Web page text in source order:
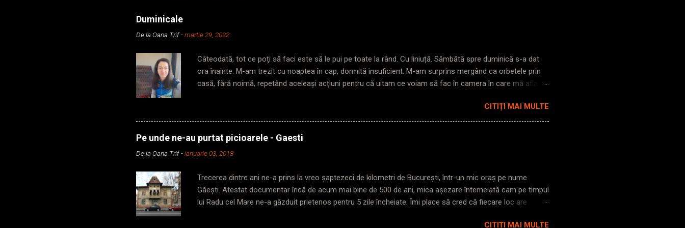
Duminicale
De laOana Trif -martie 29, 2022
Câteodată, tot ce poți să faci este să le pui pe toate la rând. Cu liniuță. Sâmbătă spre duminică s-a dat
ora înainte. M-am trezit cu noaptea în cap, dormită insuficient. M-am surprins mergând ca orbetele prin
casă, fără noimă, repetând aceleași acțiuni pentru că uitam ce voiam să fac în camera în care mă aflam,
să iau metroul, ajung repede, nu mă agit așa de dimineață, am și timp să mă trezesc până la gară. Cobor
în subteran, poarta de acces pentru gabarit depășit era închisă. Chinuie-te pe poarta clasică. Intru în
metrou, prima ușă. Mă așez cuminte într-o parte, să nu încurc traficul inexistent. Iese mecanicul din
cabină, cu o figură gravă. Mă cântărește cu privirea și începe: „Domnișoară ( hehe! ), îmi pare rău să vă
zic, dar trebuie să stați la prima ușa în sensul de mers. Că dacă eu plec cu trenul și nu vă văd că ați ieșit
CITIȚI MAI MULTE
Pe unde ne-au purtat picioarele - Gaesti
De laOana Trif -ianuarie 03, 2018
Trecerea dintre ani ne-a prins la vreo șaptezeci de kilometri de București, într-un mic oraș pe nume
Găești. Atestat documentar încă de acum mai bine de 500 de ani, mica așezare întemeiată cam pe timpul
lui Radu cel Mare ne-a găzduit prietenos pentru 5 zile încheiate. Îmi place să cred că fiecare loc are
CITIȚI MAI MULTE